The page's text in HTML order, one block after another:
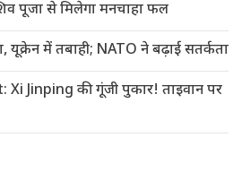
पूजा से मिलेगा मनचाहा फल
में तबाही; NATO ने बढ़ाई सतर्कता
Jinping की गूंजी पुकार! ताइवान पर